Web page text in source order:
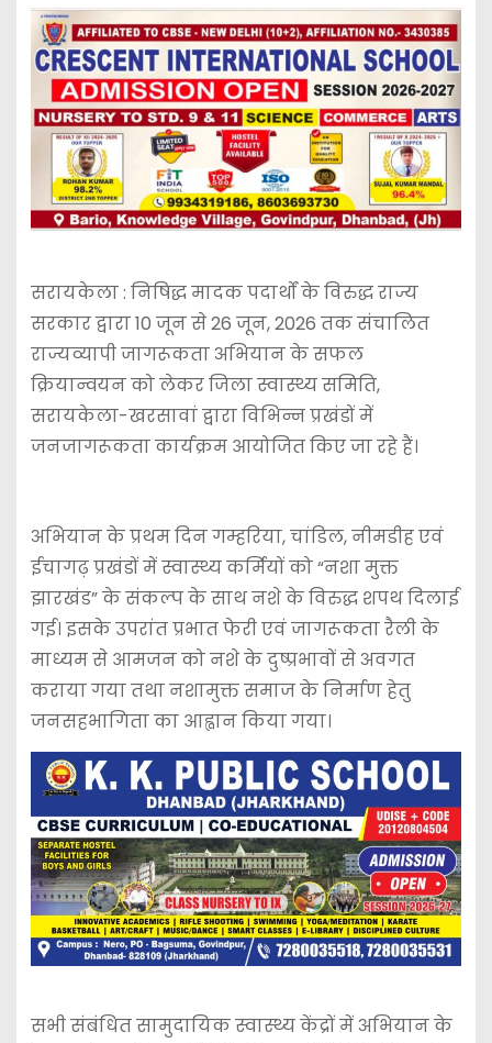
सरायकेला : निषिद्ध मादक पदार्थों के विरुद्ध राज्य
सरकार द्वारा 10 जून से 26 जून, 2026 तक संचालित
राज्यव्यापी जागरूकता अभियान के सफल
क्रियान्वयन को लेकर जिला स्वास्थ्य समिति,
सरायकेला-खरसावां द्वारा विभिन्न प्रखंडों में
जनजागरूकता कार्यक्रम आयोजित किए जा रहे हैं।
अभियान के प्रथम दिन गम्हरिया, चांडिल, नीमडीह एवं
ईचागढ़ प्रखंडों में स्वास्थ्य कर्मियों को “नशा मुक्त
झारखंड” के संकल्प के साथ नशे के विरुद्ध शपथ दिलाई
गई। इसके उपरांत प्रभात फेरी एवं जागरूकता रैली के
माध्यम से आमजन को नशे के दुष्प्रभावों से अवगत
कराया गया तथा नशामुक्त समाज के निर्माण हेतु
जनसहभागिता का आह्वान किया गया।
सभी संबंधित सामुदायिक स्वास्थ्य केंद्रों में अभियान के